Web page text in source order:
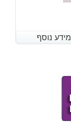
מידע נוסף
מידע נוסף